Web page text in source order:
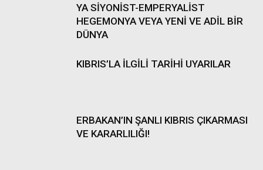
YA SİYONİST-EMPERYALİST
HEGEMONYA VEYA YENİ VE ADİL BİR
DÜNYA
KIBRIS’LA İLGİLİ TARİHİ UYARILAR
ERBAKAN’IN ŞANLI KIBRIS ÇIKARMASI
VE KARARLILIĞI!